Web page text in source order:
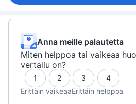
Anna meille palautetta
Miten helppoa tai vaikeaa
vertailu on?
1 2 3
4
Erittäin vaikeaaErittäin helppoa